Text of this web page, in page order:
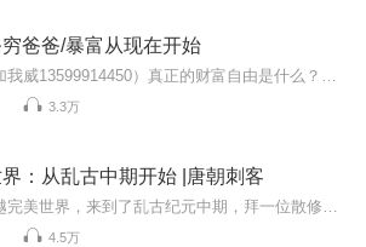
爸爸/暴富从现在开始
3.3万
：从乱古中期开始 |唐朝刺客
4.5万